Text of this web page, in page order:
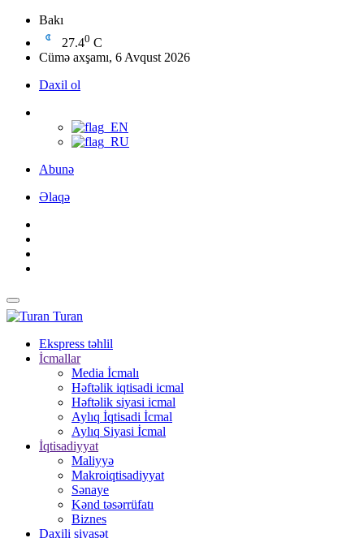
Bakı
27.40 C
Cümə axşamı, 6 Avqust 2026
Daxil ol
Abunə
Əlaqə
Turan
Ekspress təhlil
İcmallar
Media İcmalı
Həftəlik iqtisadi icmal
Həftəlik siyasi icmal
Aylıq İqtisadi İcmal
Aylıq Siyasi İcmal
İqtisadiyyat
Maliyyə
Makroiqtisadiyyat
Sənaye
Kənd təsərrüfatı
Biznes
Daxili siyasət